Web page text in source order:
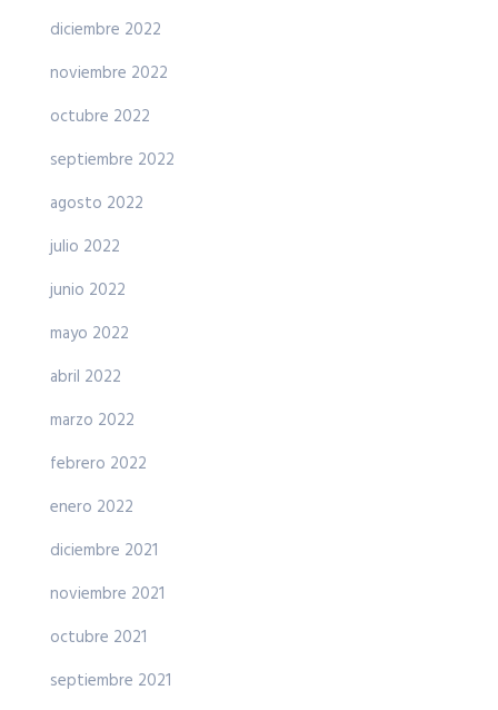
diciembre 2022
noviembre 2022
octubre 2022
septiembre 2022
agosto 2022
julio 2022
junio 2022
mayo 2022
abril 2022
marzo 2022
febrero 2022
enero 2022
diciembre 2021
noviembre 2021
octubre 2021
septiembre 2021